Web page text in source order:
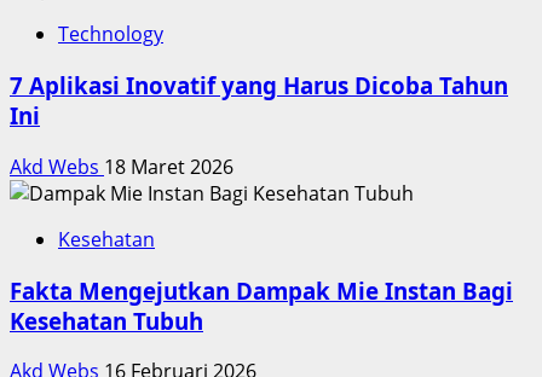
Technology
7 Aplikasi Inovatif yang Harus Dicoba Tahun
Ini
Akd Webs 18 Maret 2026
Kesehatan
Fakta Mengejutkan Dampak Mie Instan Bagi
Kesehatan Tubuh
Akd Webs 16 Februari 2026